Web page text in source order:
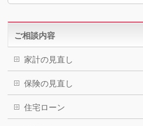
ご相談内容
家計の見直し
保険の見直し
住宅ローン